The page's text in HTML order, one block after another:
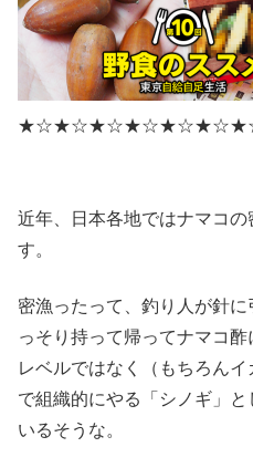
近年、日本各地ではナマコ
す。
密漁ったって、釣り人が針
っそり持って帰ってナマコ
レベルではなく（もちろん
で組織的にやる「シノギ」
いるそうな。